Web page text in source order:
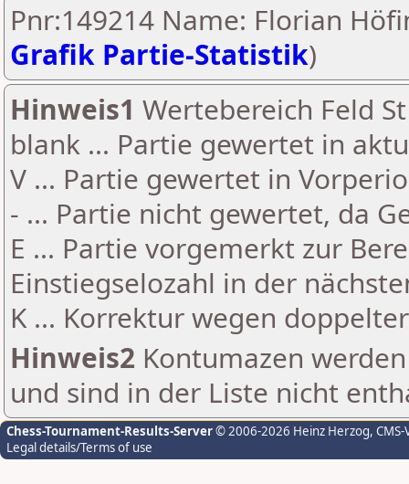
Pnr:149214 Name: Florian
Grafik Partie-Statistik)
Hinweis1 Wertebereich Feld
blank ... Partie gewertet in
V ... Partie gewertet in
- ... Partie nicht gewertet, da
E ... Partie vorgemerkt zur
Einstiegselozahl in der
K ... Korrektur wegen
Hinweis2 Kontumazen
und sind in der Liste nicht
Chess-Tournament-Results-Server© 2006-2026 Heinz Herzog,
Legal details/Terms of use